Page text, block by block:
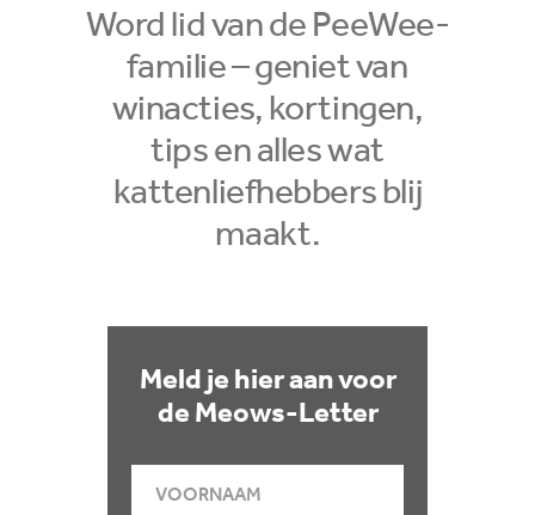
Word lid van de PeeWee-
familie – geniet van
winacties, kortingen,
tips en alles wat
kattenliefhebbers blij
maakt.
Meld je hier aan voor
de Meows-Letter